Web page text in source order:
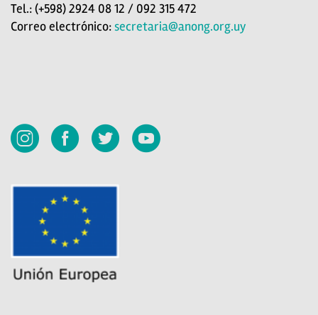
Tel.: (+598) 2924 08 12 / 092 315 472
Correo electrónico:secretaria@anong.org.uy